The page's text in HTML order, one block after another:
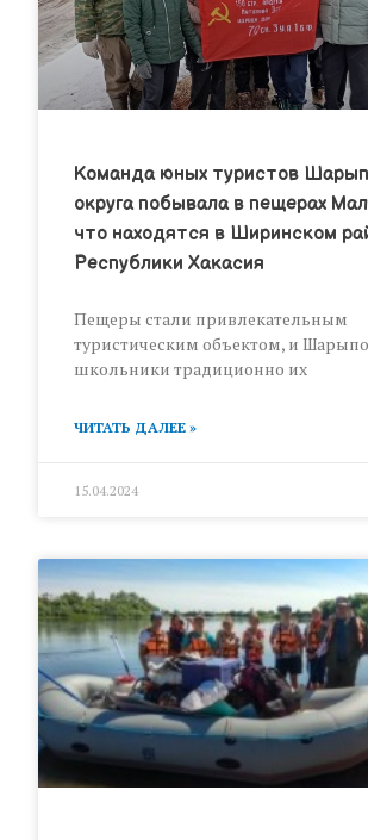
Команда юных туристов
округа побывала в пещерах
что находятся в Ширинском
Республики Хакасия
Пещеры стали привлекательным
туристическим объектом, и
школьники традиционно их
ЧИТАТЬ ДАЛЕЕ »
15.04.2024